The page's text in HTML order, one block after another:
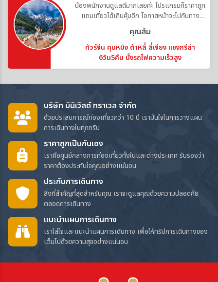
น้องพนักงานดูแลดีมากเลยค่ะ โปรแกรมก็ราคาถูก
แถมเที่ยวได้เกินคุ้มอีก โอกาสหน้าจะไปกับทาง
บริษัทอีกค่ะ
คุณส้ม
ทัวร์จีน คุนหมิง ต้าหลี่ ลี่เจียง แชงกรีล่า
6วัน5คืน นั่งรถไฟความเร็วสูง
บริษัท มินิเวิลด์ ทราเวล จำกัด
ด้วยประสบการณ์ท่องเที่ยวกว่า 10 ปี เรามั่นใจในการวางแผน
การเดินทางในทุกทริป
ราคาถูกเป็นกันเอง
เราคือศูนย์กลางการท่องเที่ยวทั้งในและต่างประเทศ รับรองว่า
ราคาต้องประทับใจคุณอย่างแน่นอน
ประกันการเดินทาง
สิ่งที่สำคัญที่สุดสำหรับคุณ เราจะดูแลคุณด้วยความปลอดภัย
ตลอดการเดินทาง
แนะนำแผนการเดินทาง
เราใส่ใจและแนะนำแผนการเดินทาง เพื่อให้ทริปการเดินทางของ
เต็มไปด้วยความสุขอย่างแน่นอน